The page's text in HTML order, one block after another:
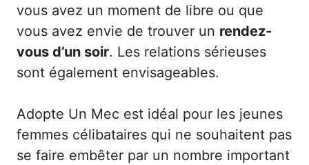
vous avez un moment de libre ou que
vous avez envie de trouver un rendez-
vous d’un soir. Les relations sérieuses
sont également envisageables.
Adopte Un Mec est idéal pour les jeunes
femmes célibataires qui ne souhaitent pas
se faire embêter par un nombre important